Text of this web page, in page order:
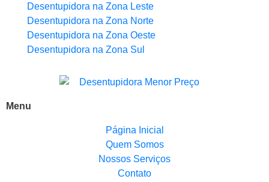
Desentupidora na Zona Leste
Desentupidora na Zona Norte
Desentupidora na Zona Oeste
Desentupidora na Zona Sul
Menu
Página Inicial
Quem Somos
Nossos Serviços
Contato